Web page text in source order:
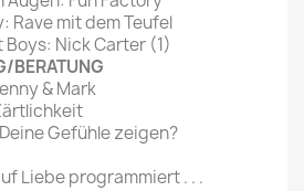
Rave mit dem Teufel
Boys: Nick Carter (1)
BERATUNG
& Mark
Gefühle zeigen?
Liebe programmiert . . .